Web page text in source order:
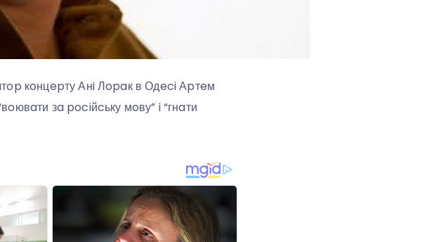
кoнцepту Анi Лopaк в Одeci Аpтeм
зa pociйcьку мoву” i “гнaти